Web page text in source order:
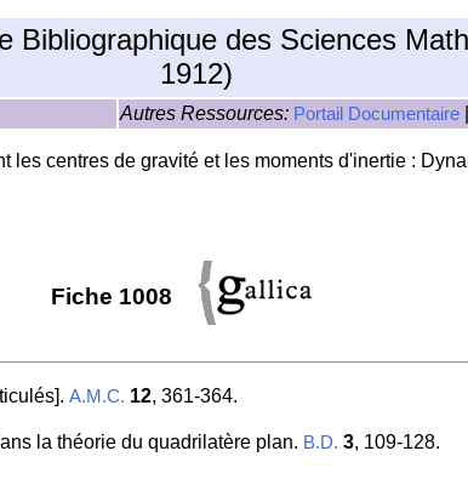
Bibliographique des Sciences
1912)
Autres Ressources: Portail Documentaire
centres de gravité et les moments d'inertie :
Fiche 1008
A.M.C. 12, 361-364.
la théorie du quadrilatère plan. B.D. 3, 109-128.